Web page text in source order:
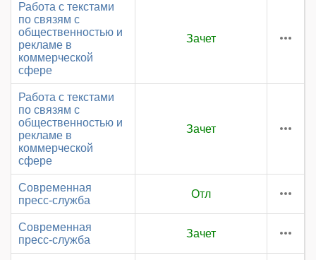
Работа с текстами
по связям с
общественностью и
рекламе в
коммерческой
сфере
Зачет
Работа с текстами
по связям с
общественностью и
рекламе в
коммерческой
сфере
Зачет
Современная
пресс-служба
Отл
Современная
пресс-служба
Зачет